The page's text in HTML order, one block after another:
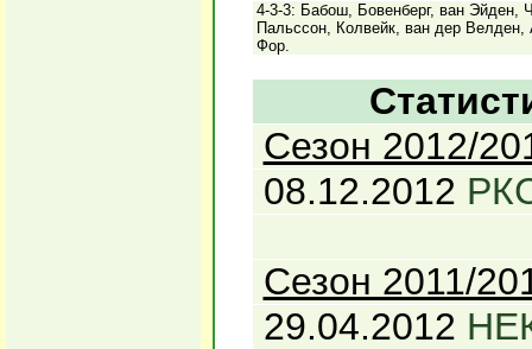
4-3-3: Бабош, Бовенберг, ван Эйден,
Пальссон, Колвейк, ван дер Велден,
Фор.
Сезон 2012/
08.12.2012
Сезон 2011/
29.04.2012